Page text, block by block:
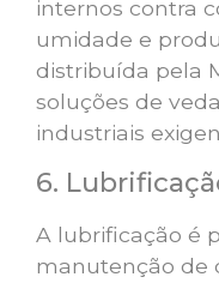
internos contra
umidade e
distribuída pela
soluções de
industriais
6.
A lubrificação é
manutenção de